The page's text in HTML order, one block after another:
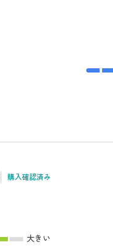
購入確認済み
大きい